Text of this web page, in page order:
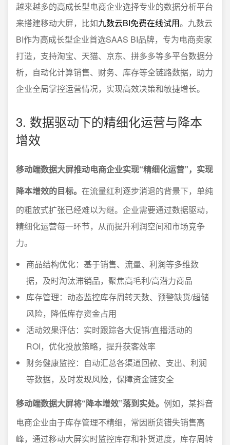
越来越多的高成长型电商企业选择专业的数据分析平台
来搭建移动大屏，比如九数云BI免费在线试用。九数云
BI作为高成长型企业首选SAAS BI品牌，专为电商卖家
打造，支持淘宝、天猫、京东、拼多多等多平台数据分
析，自动化计算销售、财务、库存等全链路数据，助力
企业全局掌控运营情况，实现高效决策和敏捷增长。
3. 数据驱动下的精细化运营与降本
增效
移动端数据大屏推动电商企业实现“精细化运营”，实现
降本增效的目标。 在流量红利逐步消退的背景下，单纯
的粗放式扩张已经难以为继。企业需要通过数据驱动，
精细化运营每一环节，从而提升利润空间和市场竞争
力。
商品结构优化：基于销售、流量、利润等多维数
据，及时淘汰滞销品，聚焦高毛利/高潜力商品
库存管理：动态监控库存周转天数、预警缺货/超储
风险，降低库存资金占用
活动效果评估：实时跟踪各大促销/直播活动的
ROI，优化投放策略，提升获客效率
财务健康监控：自动汇总各渠道回款、支出、利润
等数据，及时发现风险，保障资金链安全
移动端数据大屏将“降本增效”落到实处。 例如，某抖音
电商企业由于库存管理不精细，常因断货错失销售高
峰，通过移动大屏实时监控库存和补货进度，库存周转